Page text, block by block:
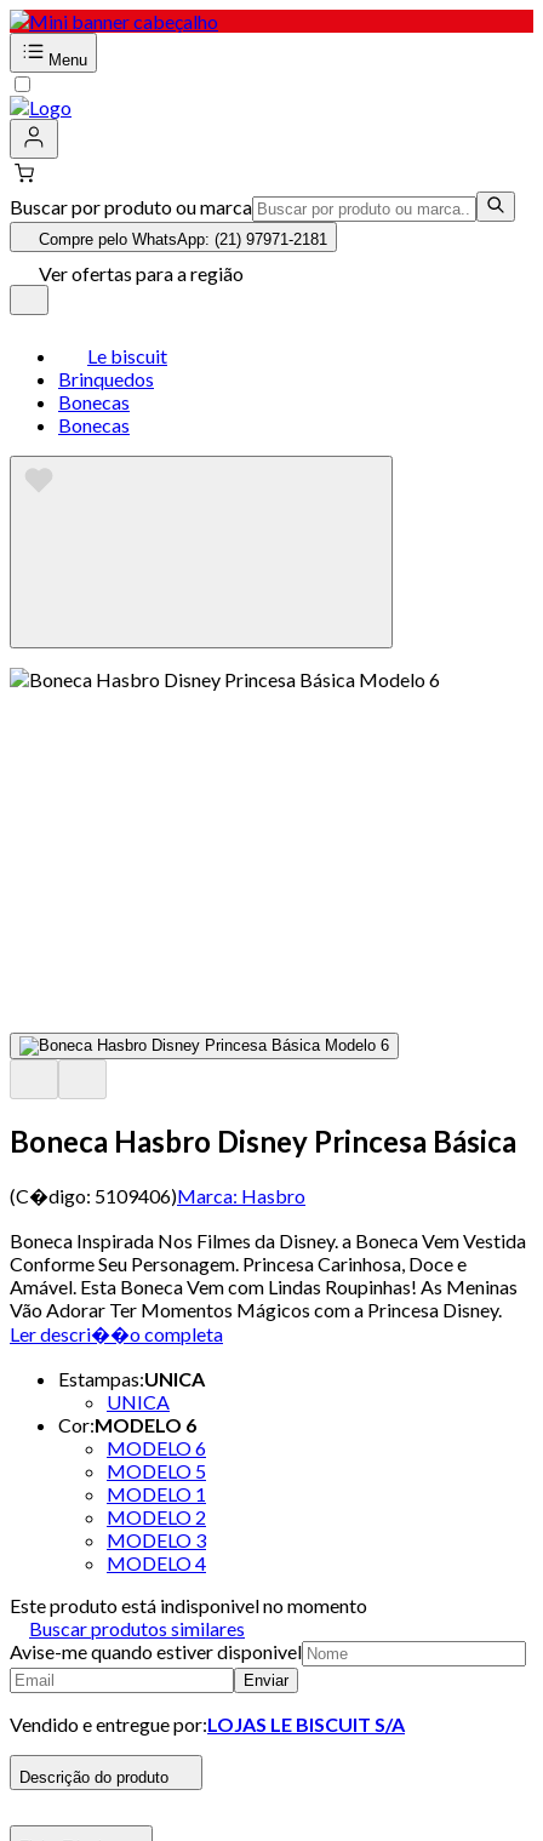
Menu
Buscar por produto ou marca
Compre pelo WhatsApp: (21) 97971-2181
Ver ofertas para a região
Le biscuit
Brinquedos
Bonecas
Bonecas
Boneca Hasbro Disney Princesa Básica
(C�digo: 5109406)Marca: Hasbro
Boneca Inspirada Nos Filmes da Disney. a Boneca Vem Vestida
Conforme Seu Personagem. Princesa Carinhosa, Doce e
Amável. Esta Boneca Vem com Lindas Roupinhas! As Meninas
Vão Adorar Ter Momentos Mágicos com a Princesa Disney.
Ler descri��o completa
Estampas:UNICA
UNICA
Cor:MODELO 6
MODELO 6
MODELO 5
MODELO 1
MODELO 2
MODELO 3
MODELO 4
Este produto está indisponivel no momento
Buscar produtos similares
Avise-me quando estiver disponivel
Enviar
Vendido e entregue por:LOJAS LE BISCUIT S/A
Descrição do produto